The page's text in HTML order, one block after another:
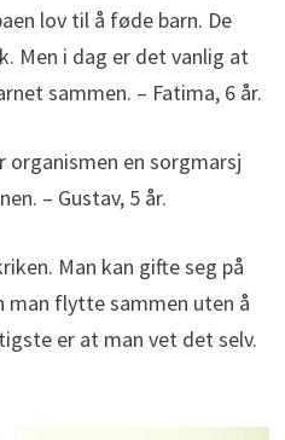
lov til å føde barn. De
Men i dag er det vanlig at
sammen. – Fatima, 6 år.
organismen en sorgmarsj
– Gustav, 5 år.
Man kan gifte seg på
man flytte sammen uten å
er at man vet det selv.